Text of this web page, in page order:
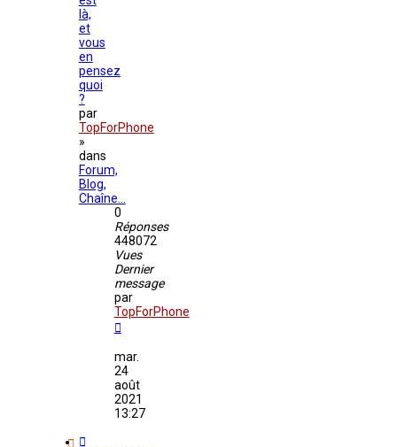
là,
et
vous
en
pensez
quoi
?
par
TopForPhone
»
dans
Forum,
Blog,
Chaîne...
0
Réponses
448072
Vues
Dernier
message
par
TopForPhone
mar.
24
août
2021
13:27